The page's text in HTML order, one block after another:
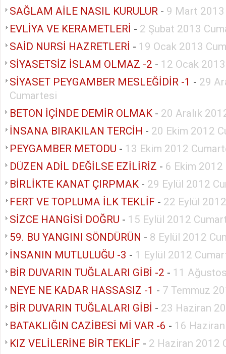
SAĞLAM AİLE NASIL KURULUR - 9 Mart
EVLİYA VE KERAMETLERİ - 2 Şubat 2013
SAİD NURSİ HAZRETLERİ - 19 Ocak 2013
SİYASETSİZ İSLAM OLMAZ -2 - 12 Ocak
SİYASET PEYGAMBER MESLEĞİDİR -1 - 29
Cumartesi
BETON İÇİNDE DEMİR OLMAK - 20 Aralık
İNSANA BIRAKILAN TERCİH - 20 Ekim 2012
PEYGAMBER METODU - 13 Ekim 2012
DÜZEN ADİL DEĞİLSE EZİLİRİZ - 6 Ekim
BİRLİKTE KANAT ÇIRPMAK - 29 Eylül 2012
FERT VE TOPLUMA İLK TEKLİF - 22 Eylül
SİZCE HANGİSİ DOĞRU - 15 Eylül 2012
59. BU YANGINI SÖNDÜRÜN - 8 Eylül 2012
İNSANIN MUTLULUĞU -3 - 1 Eylül 2012
BİR DUVARIN TUĞLALARI GİBİ -2 - 11
NEYE NE KADAR HASSASIZ -1 - 7 Temmuz
BİR DUVARIN TUĞLALARI GİBİ - 23 Haziran
BATAKLIĞIN CAZİBESİ Mİ VAR -6 - 16
KIZ VELİLERİNE BİR TEKLİF - 2 Haziran 2012